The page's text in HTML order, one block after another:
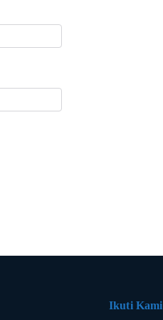
Ikuti Kami